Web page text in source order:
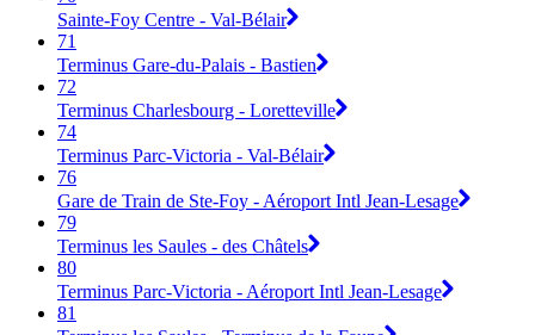
Sainte-Foy Centre - Val-Bélair
71
Terminus Gare-du-Palais - Bastien
72
Terminus Charlesbourg - Loretteville
74
Terminus Parc-Victoria - Val-Bélair
76
Gare de Train de Ste-Foy - Aéroport Intl Jean-Lesage
79
Terminus les Saules - des Châtels
80
Terminus Parc-Victoria - Aéroport Intl Jean-Lesage
81